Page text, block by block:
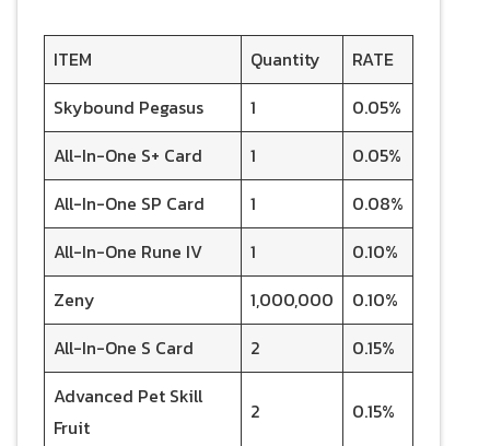
ITEM Quantity
RATE
Skybound Pegasus
1
0.05%
All-In-One S+ Card
1
0.05%
All-In-One SP Card
1
0.08%
All-In-One Rune IV
1
0.10%
Zeny
1,000,000
0.10%
All-In-One S Card
2
0.15%
Advanced Pet Skill
Fruit
2 0.15%